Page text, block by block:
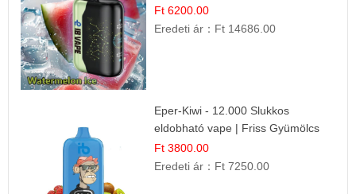
Frissítő Nyári Íz
Ft 6200.00
Eredeti ár： Ft 14686.00
Eper-Kiwi - 12.000 Slukkos
eldobható vape | Friss Gyümölcs
Kombináció
Ft 3800.00
Eredeti ár： Ft 7250.00